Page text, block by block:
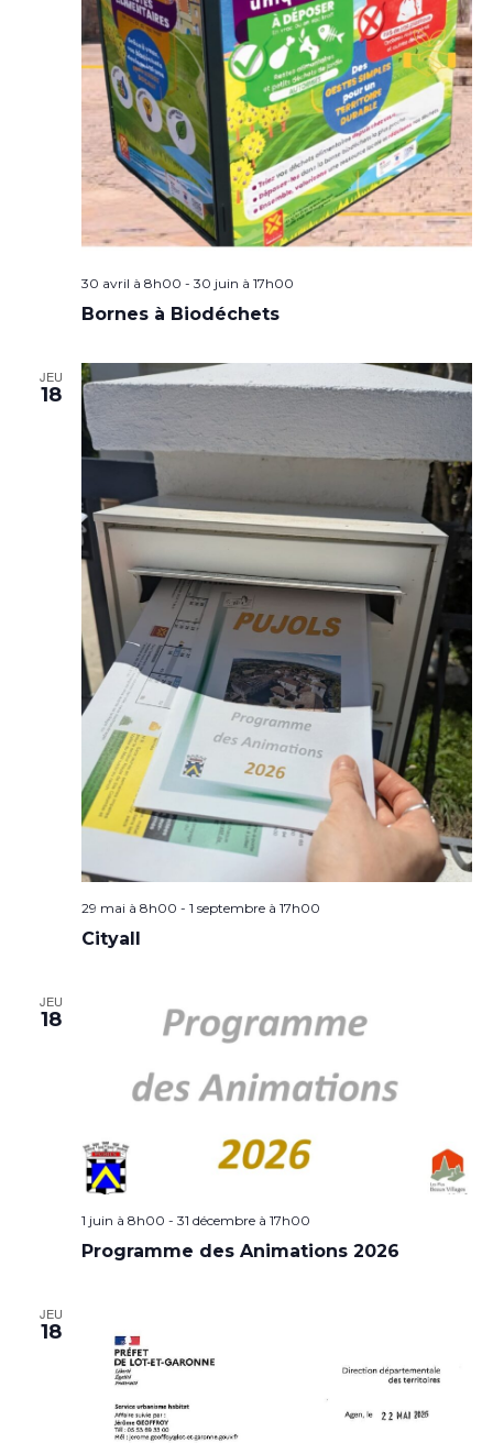
30 avril à 8h00 - 30 juin à 17h00
Bornes à Biodéchets
JEU
18
29 mai à 8h00 - 1 septembre à 17h00
Cityall
JEU
18
1 juin à 8h00 - 31 décembre à 17h00
Programme des Animations 2026
JEU
18